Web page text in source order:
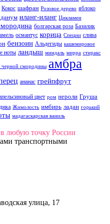
Кокос шафран Розовое дерево яблоко
иланг-иланг Цикламен
болгарская роза Базилик
османтус корица Специи слива
бензоин Альдегиды кашемировое
ноты ландыш миндаль мирра стиракс
черной смородины амбра
ананас грейпфрут
цвет ром нероли Груша
Жимолость имбирь ладан горький
мадагаскарская ваниль
в любую точку России
транспортными
улица, 17